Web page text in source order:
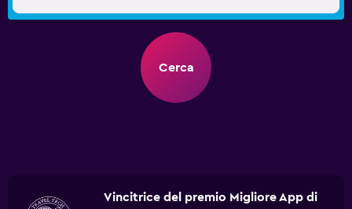
Cerca
Vincitrice del premio Migliore App di